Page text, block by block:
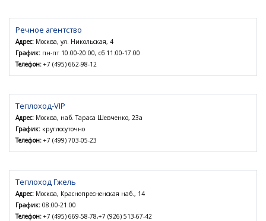
Речное агентство
Адрес: Москва, ул. Никольская, 4
График: пн-пт 10:00-20:00, сб 11:00-17:00
Телефон: +7 (495) 662-98-12
Теплоход-VIP
Адрес: Москва, наб. Тараса Шевченко, 23а
График: круглосуточно
Телефон: +7 (499) 703-05-23
Теплоход Гжель
Адрес: Москва, Краснопресненская наб., 14
График: 08:00-21:00
Телефон: +7 (495) 669-58-78,+7 (926) 513-67-42